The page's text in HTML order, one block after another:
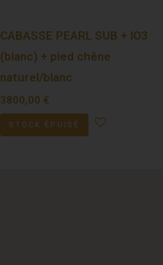
CABASSE PEARL SUB + IO3
(blanc) + pied chêne
naturel/blanc
3800,00 €
STOCK ÉPUISÉ